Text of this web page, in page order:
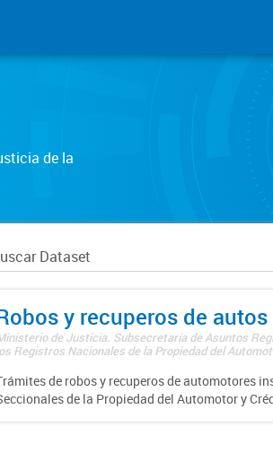
de la
y recuperos de autos
de Justicia. Subsecretaría de Asuntos
Registros Nacionales de la Propiedad del
de robos y recuperos de automotores
de la Propiedad del Automotor y